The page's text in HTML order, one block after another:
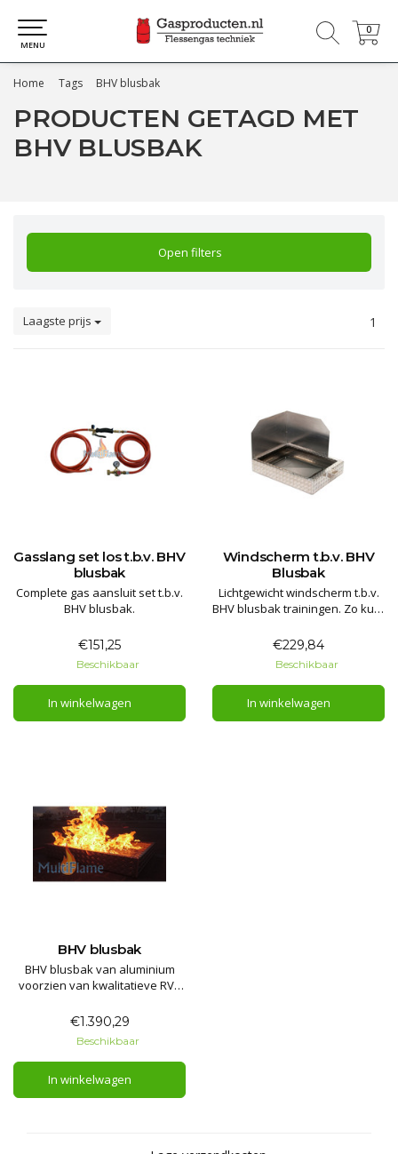
0
0
MENU
Home Tags BHV blusbak
PRODUCTEN GETAGD MET
BHV BLUSBAK
Open filters
Laagste prijs 1
Gasslang set los t.b.v. BHV
blusbak
Complete gas aansluit set t.b.v.
BHV blusbak.
€151,25
Beschikbaar
In winkelwagen
Windscherm t.b.v. BHV
Blusbak
Lichtgewicht windscherm t.b.v.
BHV blusbak trainingen. Zo kunt
gebruiken. Volledig aluminium.
€229,84
Beschikbaar
In winkelwagen
BHV blusbak
BHV blusbak van aluminium
voorzien van kwalitatieve RVS
t.b.v. blus oefeningen voor de
BHV trainer. Afmetingen: 80 x 60
trainer.
€1.390,29
Beschikbaar
In winkelwagen